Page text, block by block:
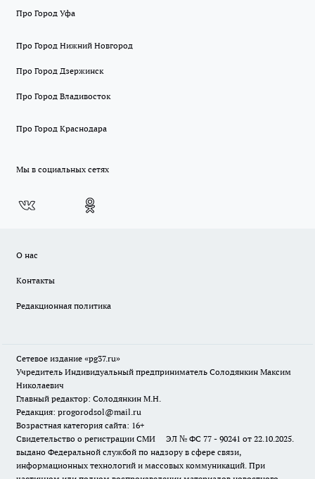
Про Город Уфа
Про Город Нижний Новгород
Про Город Дзержинск
Про Город Владивосток
Про Город Краснодара
Мы в социальных сетях
О нас
Контакты
Редакционная политика
Сетевое издание «pg37.ru»
Учредитель Индивидуальный предприниматель Солодянкин Максим
Николаевич
Главный редактор: Солодянкин М.Н.
Редакция: progorodsol@mail.ru
Возрастная категория сайта: 16+
Свидетельство о регистрации СМИ ЭЛ № ФС 77 - 90241 от 22.10.2025.
выдано Федеральной службой по надзору в сфере связи,
информационных технологий и массовых коммуникаций. При